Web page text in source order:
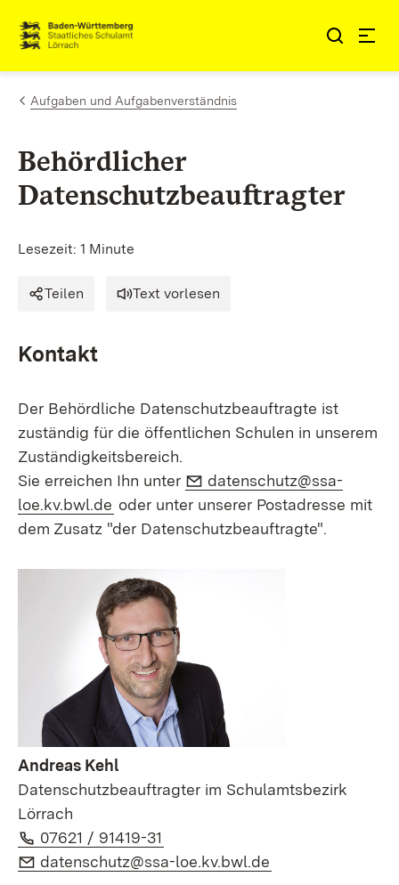
Zum Inhalt springen
Link zur Startseite
Aufgaben und Aufgabenverständnis
Behördlicher
Datenschutzbeauftragter
Lesezeit: 1 Minute
Teilen Text vorlesen
Kontakt
Der Behördliche Datenschutzbeauftragte ist
zuständig für die öffentlichen Schulen in unserem
Zuständigkeitsbereich.
Sie erreichen Ihn unter
E-Mail:
datenschutz@ssa-
loe.kv.bwl.de (Öffnet in neuem Fenster)
oder unter unserer Postadresse mit
dem Zusatz "der Datenschutzbeauftragte".
Andreas Kehl
Datenschutzbeauftragter im Schulamtsbezirk
Lörrach
Telefon:
07621 / 91419-31
E-Mail:
datenschutz@ssa-loe.kv.bwl.de